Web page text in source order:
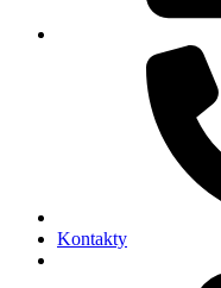
Kontakty